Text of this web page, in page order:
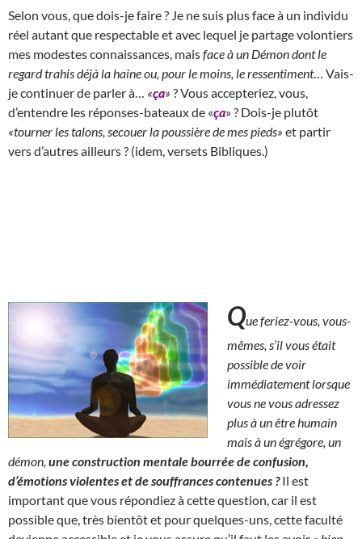
Selon vous, que dois-je faire ? Je ne suis plus face à un individu
réel autant que respectable et avec lequel je partage volontiers
mes modestes connaissances, maisface à un Démon dont le
regard trahis déjà la haine ou, pour le moins, le ressentiment… Vais-
je continuer de parler à… «ça» ? Vous accepteriez, vous,
d’entendre les réponses-bateaux de «ça» ? Dois-je plutôt
«tourner les talons, secouer la poussière de mes pieds» et partir
vers d’autres ailleurs ? (idem, versets Bibliques.)
Que feriez-vous, vous-
mêmes, s’il vous était
possible de voir
immédiatement lorsque
vous ne vous adressez
plus à un être humain
mais à un égrégore, un
démon, une construction mentale bourrée de confusion,
d’émotions violentes et de souffrances contenues ?Il est
important que vous répondiez à cette question, car il est
possible que, très bientôt et pour quelques-uns, cette faculté